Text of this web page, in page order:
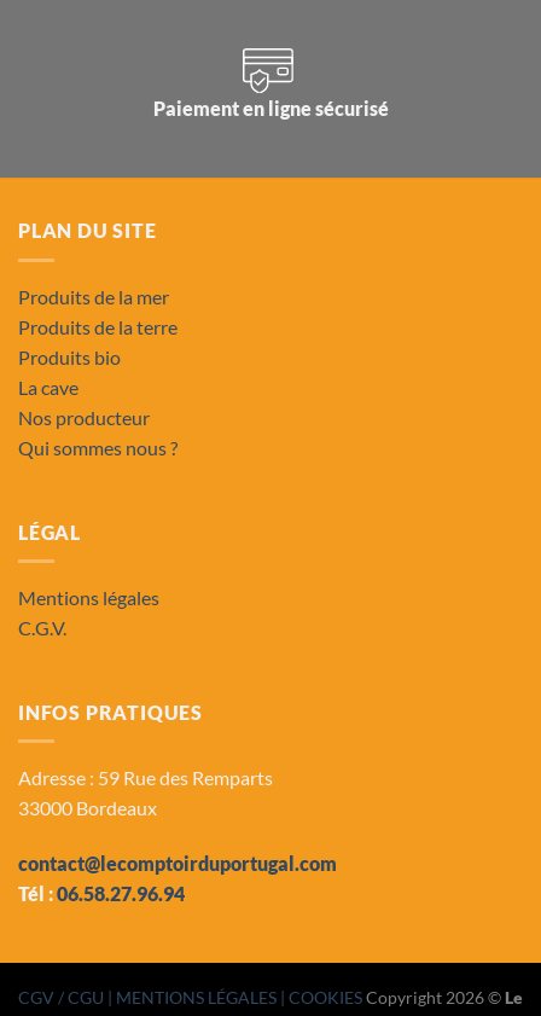
Paiement en ligne sécurisé
PLAN DU SITE
Produits de la mer
Produits de la terre
Produits bio
La cave
Nos producteur
Qui sommes nous ?
LÉGAL
Mentions légales
C.G.V.
INFOS PRATIQUES
Adresse : 59 Rue des Remparts
33000 Bordeaux
contact@lecomptoirduportugal.com
Tél :06.58.27.96.94
CGV / CGU | MENTIONS LÉGALES | COOKIESCopyright 2026 © Le